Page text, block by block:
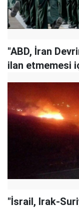
"ABD, İran
ilan etmemesi
"İsrail, Irak-